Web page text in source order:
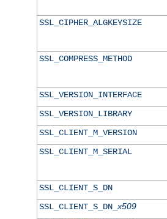
SSL_CIPHER_ALGKEYSIZE
SSL_COMPRESS_METHOD
SSL_VERSION_INTERFACE
SSL_VERSION_LIBRARY
SSL_CLIENT_M_VERSION
SSL_CLIENT_M_SERIAL
SSL_CLIENT_S_DN
SSL_CLIENT_S_DN_x509